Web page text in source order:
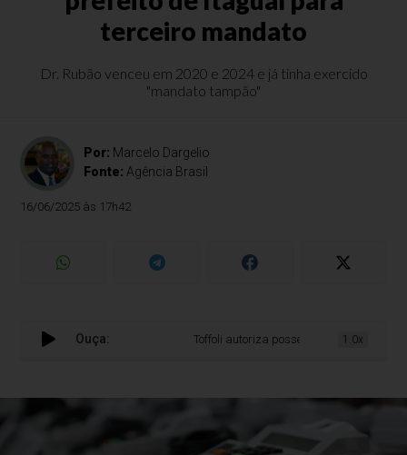
terceiro mandato
Dr. Rubão venceu em 2020 e 2024 e já tinha exercido
"mandato tampão"
Por: Marcelo Dargelio
Fonte: Agência Brasil
16/06/2025 às 17h42
Ouça: Toffoli autoriza posse de prefeito de
1.0x